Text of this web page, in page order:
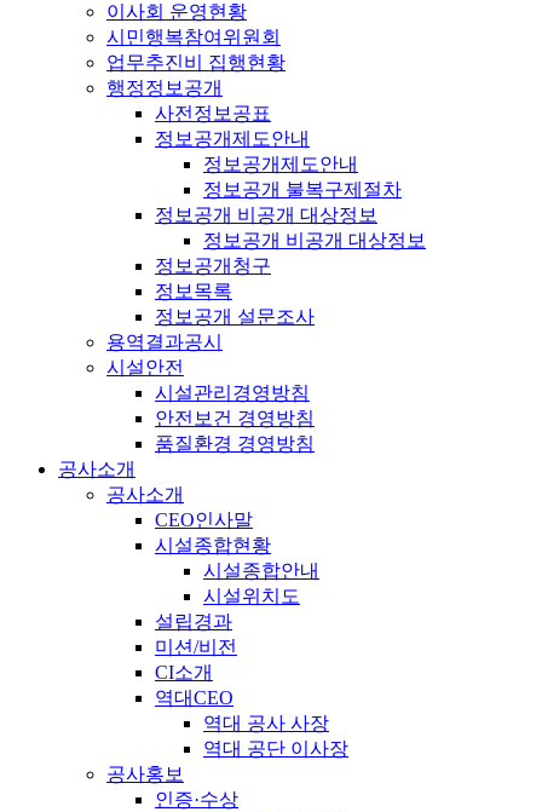
이사회 운영현황
시민행복참여위원회
업무추진비 집행현황
행정정보공개
사전정보공표
정보공개제도안내
정보공개제도안내
정보공개 불복구제절차
정보공개 비공개 대상정보
정보공개 비공개 대상정보
정보공개청구
정보목록
정보공개 설문조사
용역결과공시
시설안전
시설관리경영방침
안전보건 경영방침
품질환경 경영방침
공사소개
공사소개
CEO인사말
시설종합현황
시설종합안내
시설위치도
설립경과
미션/비전
CI소개
역대CEO
역대 공사 사장
역대 공단 이사장
공사홍보
인증·수상